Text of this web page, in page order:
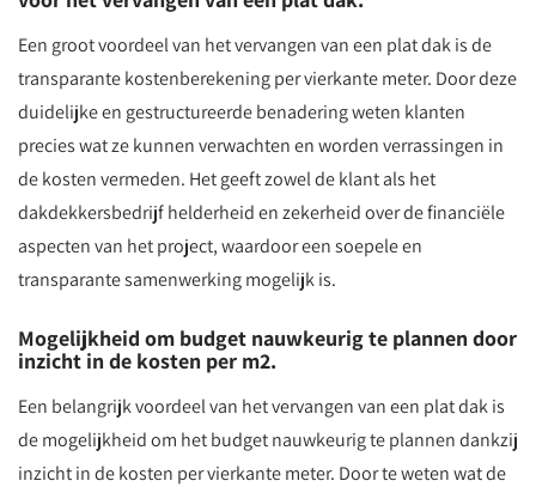
Een groot voordeel van het vervangen van een plat dak is de
transparante kostenberekening per vierkante meter. Door deze
duidelijke en gestructureerde benadering weten klanten
precies wat ze kunnen verwachten en worden verrassingen in
de kosten vermeden. Het geeft zowel de klant als het
dakdekkersbedrijf helderheid en zekerheid over de financiële
aspecten van het project, waardoor een soepele en
transparante samenwerking mogelijk is.
Mogelijkheid om budget nauwkeurig te plannen door
inzicht in de kosten per m2.
Een belangrijk voordeel van het vervangen van een plat dak is
de mogelijkheid om het budget nauwkeurig te plannen dankzij
inzicht in de kosten per vierkante meter. Door te weten wat de